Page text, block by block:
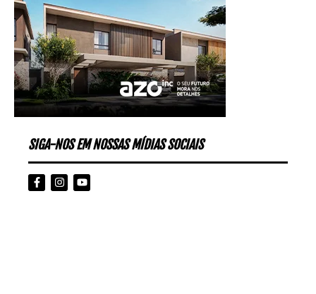
SIGA-NOS EM NOSSAS MÍDIAS SOCIAIS